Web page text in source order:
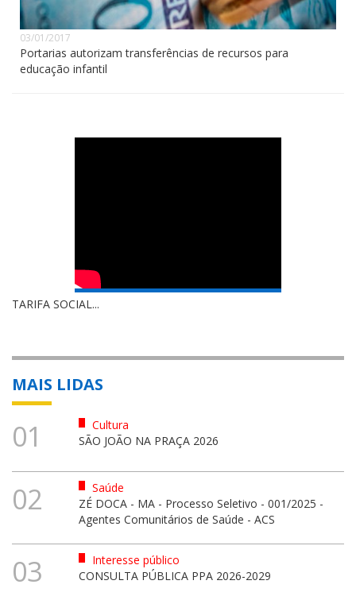
03/01/2017
Portarias autorizam transferências de recursos para
educação infantil
TARIFA SOCIAL...
MAIS LIDAS
01
Cultura
SÃO JOÃO NA PRAÇA 2026
02
Saúde
ZÉ DOCA - MA - Processo Seletivo - 001/2025 -
Agentes Comunitários de Saúde - ACS
03
Interesse público
CONSULTA PÚBLICA PPA 2026-2029